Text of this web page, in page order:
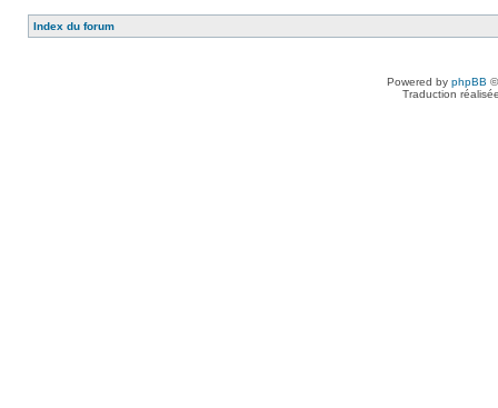
Index du forum
Powered by phpBB
Traduction